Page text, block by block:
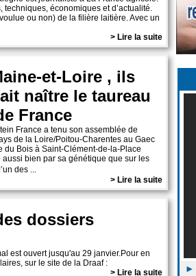
économiques et d’actualité.
ou non) de la filière laitière. Avec un
> Lire la suite
et-Loire , ils
naître le taureau
France
France a tenu son assemblée de
de la Loire/Poitou-Charentes au Gaec
du Bois à Saint-Clément-de-la-Place
bien par sa génétique que sur les
des ...
> Lire la suite
dossiers
est ouvert jusqu'au 29 janvier.Pour en
sur le site de la Draaf :
> Lire la suite